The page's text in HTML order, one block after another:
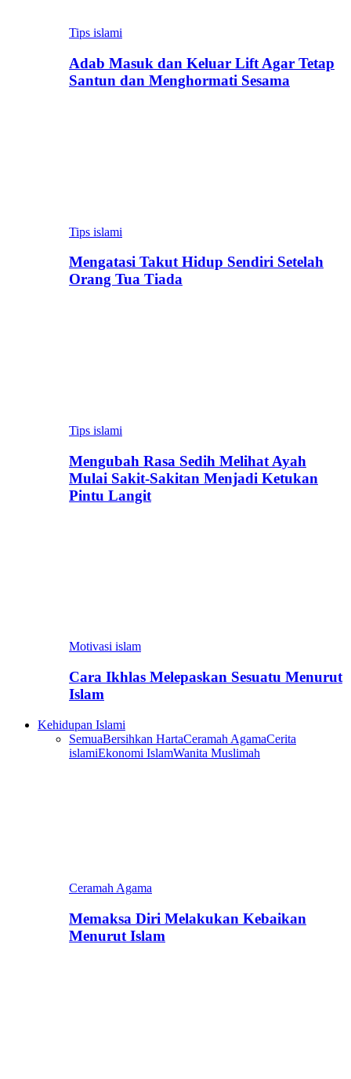
Tips islami
Adab Masuk dan Keluar Lift Agar Tetap
Santun dan Menghormati Sesama
Tips islami
Mengatasi Takut Hidup Sendiri Setelah
Orang Tua Tiada
Tips islami
Mengubah Rasa Sedih Melihat Ayah
Mulai Sakit-Sakitan Menjadi Ketukan
Pintu Langit
Motivasi islam
Cara Ikhlas Melepaskan Sesuatu Menurut
Islam
Kehidupan Islami
SemuaBersihkan HartaCeramah AgamaCerita
islamiEkonomi IslamWanita Muslimah
Ceramah Agama
Memaksa Diri Melakukan Kebaikan
Menurut Islam